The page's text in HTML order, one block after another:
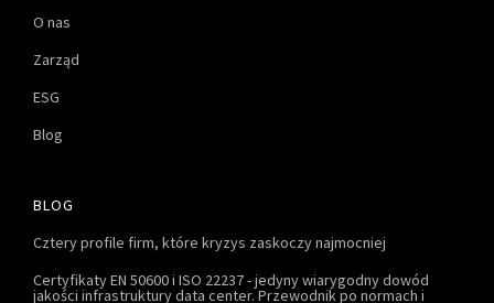
O nas
Zarząd
ESG
Blog
BLOG
Cztery profile firm, które kryzys zaskoczy najmocniej
Certyfikaty EN 50600 i ISO 22237 - jedyny wiarygodny dowód
jakości infrastruktury data center. Przewodnik po normach i